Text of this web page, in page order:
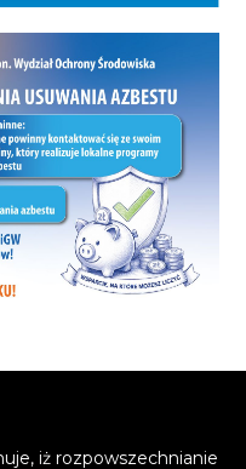
iż rozpowszechnianie